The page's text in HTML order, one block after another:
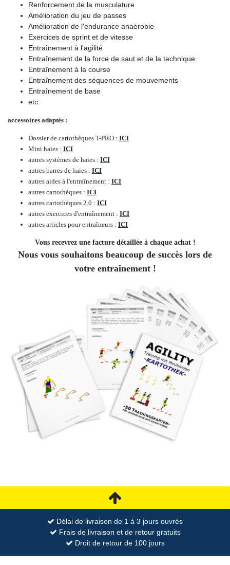
Renforcement de la musculature
Amélioration du jeu de passes
Amélioration de l'endurance anaérobie
Exercices de sprint et de vitesse
Entraînement à l'agilité
Entraînement de la force de saut et de la technique
Entraînement à la course
Entraînement des séquences de mouvements
Entraînement de base
etc.
accessoires adaptés :
Dossier de cartothèques T-PRO : ICI
Mini haies : ICI
autres systèmes de haies : ICI
autres barres de haies : ICI
autres aides à l'entraînement : ICI
autres cartothèques : ICI
autres cartothèques 2.0 : ICI
autres exercices d'entraînement : ICI
autres articles pour entraîneurs : ICI
Vous recevrez une facture détaillée à chaque achat !
Nous vous souhaitons beaucoup de succès lors de
votre entraînement !
Délai de livraison de 1 à 3 jours ouvrés
Frais de livraison et de retour gratuits
Droit de retour de 100 jours